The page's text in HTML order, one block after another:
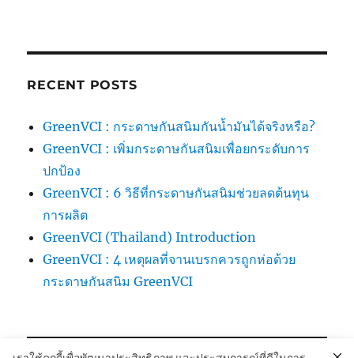
RECENT POSTS
GreenVCI : กระดาษกันสนิมกันน้ำมันได้จริงหรือ?
GreenVCI : เพิ่มกระดาษกันสนิมเพื่อยกระดับการ
ปกป้อง
GreenVCI : 6 วิธีที่กระดาษกันสนิมช่วยลดต้นทุน
การผลิต
GreenVCI (Thailand) Introduction
GreenVCI : 4 เหตุผลที่จานเบรกควรถูกห่อด้วย
กระดาษกันสนิม GreenVCI